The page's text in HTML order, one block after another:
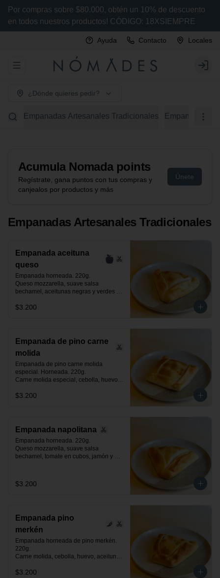
Por compras sobre $80.000, obtén un 10% de descuento
en todos nuestros productos! CÓDIGO: 18XSIEMPRE
Ayuda Contacto Locales
Abrir menu de navegación Login
¿Dónde quieres pedir?
Empanadas Artesanales Tradicionales Empanadas
Acumula Nomada points
Regístrate, gana puntos con tus compras y
canjealos por productos y más
Únete
Empanadas Artesanales Tradicionales
Empanada aceituna
queso
Empanada horneada. 220g.
Queso mozzarella, suave salsa
bechamel, aceitunas negras y verdes
$3.200
Empanada de pino carne
molida
Empanada de pino carne molida
especial. Horneada. 220g.
Carne molida especial, cebolla, huevo,
$3.200
Empanada napolitana
Empanada horneada. 220g.
Queso mozzarella, suave salsa
bechamel, tomate en cubos, jamón y
$3.200
Empanada pino
merkén
Empanada horneada de pino merkén.
220g.
Carne molida, cebolla, huevo, aceituna
ahumado y especias.
$3.200